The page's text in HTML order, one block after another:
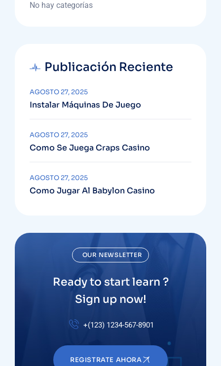
No hay categorías
Publicación Reciente
Instalar Máquinas De Juego
AGOSTO 27, 2025
Como Se Juega Craps Casino
AGOSTO 27, 2025
Como Jugar Al Babylon Casino
AGOSTO 27, 2025
OUR NEWSLETTER
Ready to start learn ?
Sign up now!
+(123) 1234-567-8901
REGISTRATE AHORA